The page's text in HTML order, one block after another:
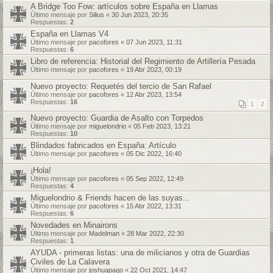
A Bridge Too Fow: artículos sobre España en Llamas
Último mensaje por Silius « 30 Jun 2023, 20:35
Respuestas: 2
España en Llamas V4
Último mensaje por pacofores « 07 Jun 2023, 11:31
Respuestas: 6
Libro de referencia: Historial del Regimiento de Artillería Pesada
Último mensaje por pacofores « 19 Abr 2023, 00:19
Nuevo proyecto: Requetés del tercio de San Rafael
Último mensaje por pacofores « 12 Abr 2023, 13:54
Respuestas: 16 1 2
Nuevo proyecto: Guardia de Asalto con Torpedos
Último mensaje por miguelondrio « 05 Feb 2023, 13:21
Respuestas: 10
Blindados fabricados en España: Artículo
Último mensaje por pacofores « 05 Dic 2022, 16:40
¡Hola!
Último mensaje por pacofores « 05 Sep 2022, 12:49
Respuestas: 4
Miguelondrio & Friends hacen de las suyas...
Último mensaje por pacofores « 15 Abr 2022, 13:31
Respuestas: 6
Novedades en Minairons
Último mensaje por Madelman « 28 Mar 2022, 22:30
Respuestas: 1
AYUDA - primeras listas: una de milicianos y otra de Guardias
Civiles de La Calavera
Último mensaje por joshuapago « 22 Oct 2021, 14:47